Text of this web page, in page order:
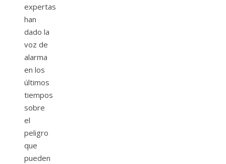
expertas
han
dado la
voz de
alarma
en los
últimos
tiempos
sobre
el
peligro
que
pueden